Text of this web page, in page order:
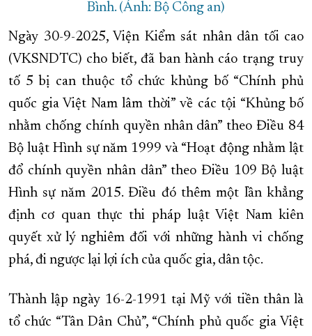
Bình. (Ảnh: Bộ Công an)
Ngày 30-9-2025, Viện Kiểm sát nhân dân tối cao
(VKSNDTC) cho biết, đã ban hành cáo trạng truy
tố 5 bị can thuộc tổ chức khủng bố “Chính phủ
quốc gia Việt Nam lâm thời” về các tội “Khủng bố
nhằm chống chính quyền nhân dân” theo Điều 84
Bộ luật Hình sự năm 1999 và “Hoạt động nhằm lật
đổ chính quyền nhân dân” theo Điều 109 Bộ luật
Hình sự năm 2015. Điều đó thêm một lần khẳng
định cơ quan thực thi pháp luật Việt Nam kiên
quyết xử lý nghiêm đối với những hành vi chống
phá, đi ngược lại lợi ích của quốc gia, dân tộc.
Thành lập ngày 16-2-1991 tại Mỹ với tiền thân là
tổ chức “Tân Dân Chủ”, “Chính phủ quốc gia Việt